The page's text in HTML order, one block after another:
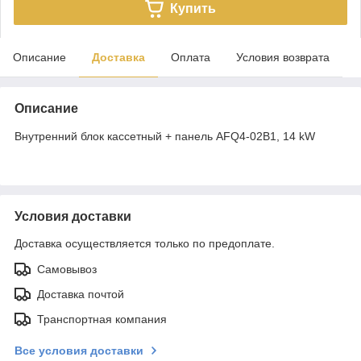
Купить
Описание Доставка Оплата Условия возврата
Описание
Внутренний блок кассетный + панель AFQ4-02B1, 14 kW
Условия доставки
Доставка осуществляется только по предоплате.
Самовывоз
Доставка почтой
Транспортная компания
Все условия доставки